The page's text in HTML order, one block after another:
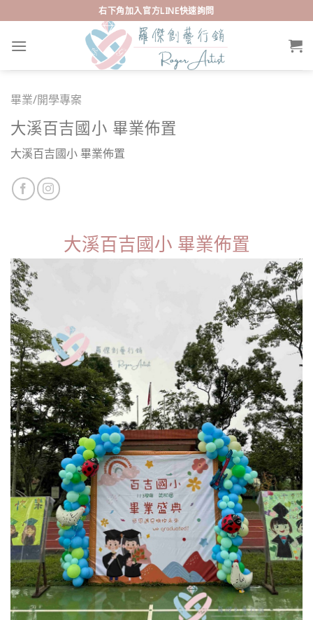
to
content
右下角加入官方LINE快速詢問
畢業/開學專案
大溪百吉國小 畢業佈置
大溪百吉國小 畢業佈置
大溪百吉國小 畢業佈置